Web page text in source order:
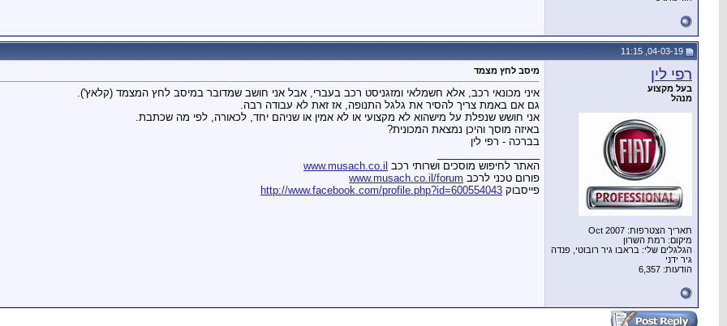
רפי לין
בעל מקצוע
מנהל
תאריך הצטרפות: Oct 2007
מיקום: רמת השרון
הגלגלים שלי: בראבו גיר רובוטי, פנדה
גיר ידני
הודעות: 6,357
מיסב לחץ מצמד
איני מכונאי רכב, אלא חשמלאי ומזגניסט רכב בעברי, אבל אני חושב שמדובר במיסב לחץ המצמד (קלאץ').
גם אם באמת צריך להסיר את גלגל התנופה, אז זאת לא עבודה רבה.
אני חושש שנפלת על מישהוא לא מקצועי או לא אמין או שניהם יחד, לכאורה, לפי מה שכתבת.
באיזה מוסך והיכן נמצאת המכונית?
בברכה - רפי לין
האתר לחיפוש מוסכים ושרותי רכב www.musach.co.il
פורום טכני לרכב www.musach.co.il/forum
פייסבוק http://www.facebook.com/profile.php?id=600554043